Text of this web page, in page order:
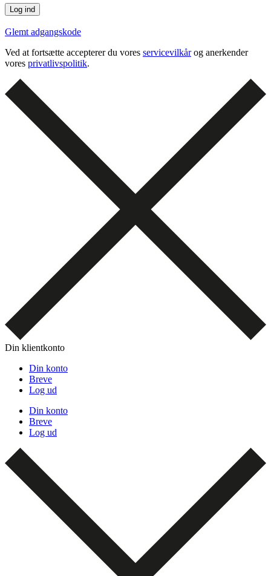
Glemt adgangskode
Ved at fortsætte accepterer du vores servicevilkårog anerkender
vores privatlivspolitik.
Din klientkonto
Din konto
Breve
Log ud
Din konto
Breve
Log ud